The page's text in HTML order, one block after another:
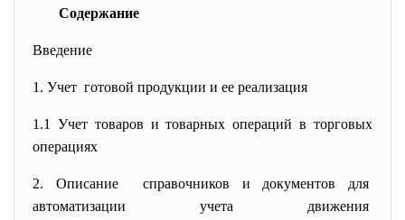
Содержание
Введение
1. Учет готовой продукции и ее реализация
1.1 Учет товаров и товарных операций в торговых
операциях
2. Описание справочников и документов для
автоматизации учета движения